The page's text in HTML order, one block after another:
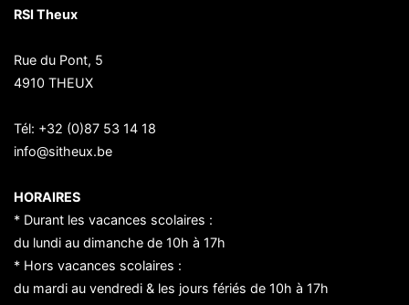
RSI Theux
Rue du Pont, 5
4910 THEUX
Tél: +32 (0)87 53 14 18
info@sitheux.be
HORAIRES
* Durant les vacances scolaires :
du lundi au dimanche de 10h à 17h
* Hors vacances scolaires :
du mardi au vendredi & les jours fériés de 10h à 17h